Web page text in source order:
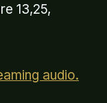
13,25,
audio.